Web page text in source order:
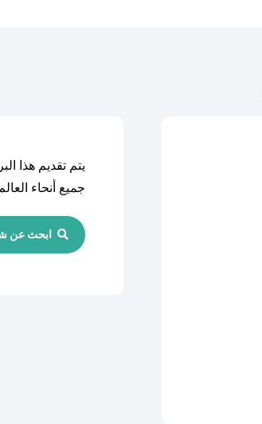
يتم تقديم هذا
جميع أنحاء
ابحث عن